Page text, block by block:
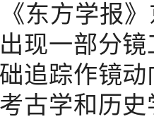
东方学报
现一部分
追踪作镜
古学和历